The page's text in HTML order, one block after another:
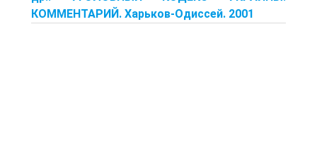
КОММЕНТАРИЙ. Харьков-Одиссей. 2001